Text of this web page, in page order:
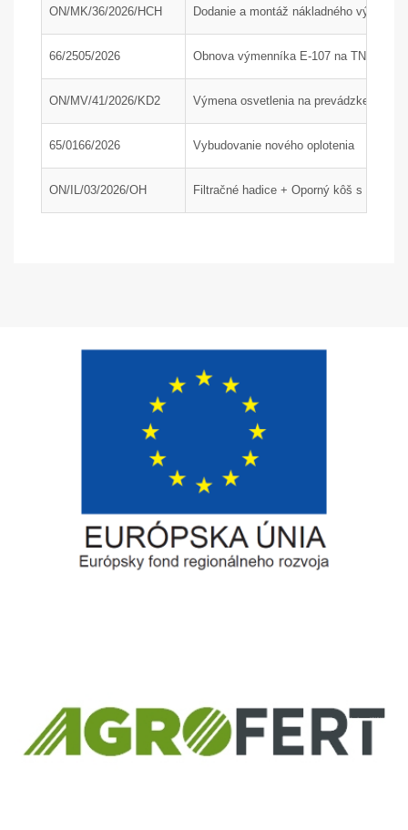
ON/MK/36/2026/HCH Dodanie a montáž nákladného výťahu;
66/2505/2026 Obnova výmenníka E-107 na TN1, časť
ON/MV/41/2026/KD2 Výmena osvetlenia na prevádzke KD2
65/0166/2026 Vybudovanie nového oplotenia
ON/IL/03/2026/OH Filtračné hadice + Oporný kôš s dýzou